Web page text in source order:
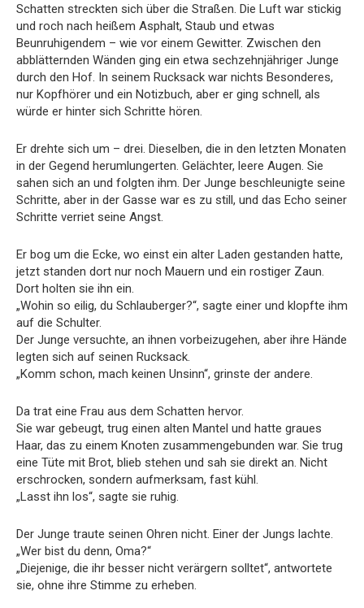
Schatten streckten sich über die Straßen. Die Luft war stickig
und roch nach heißem Asphalt, Staub und etwas
Beunruhigendem – wie vor einem Gewitter. Zwischen den
abblätternden Wänden ging ein etwa sechzehnjähriger Junge
durch den Hof. In seinem Rucksack war nichts Besonderes,
nur Kopfhörer und ein Notizbuch, aber er ging schnell, als
würde er hinter sich Schritte hören.
Er drehte sich um – drei. Dieselben, die in den letzten Monaten
in der Gegend herumlungerten. Gelächter, leere Augen. Sie
sahen sich an und folgten ihm. Der Junge beschleunigte seine
Schritte, aber in der Gasse war es zu still, und das Echo seiner
Schritte verriet seine Angst.
Er bog um die Ecke, wo einst ein alter Laden gestanden hatte,
jetzt standen dort nur noch Mauern und ein rostiger Zaun.
Dort holten sie ihn ein.
„Wohin so eilig, du Schlauberger?“, sagte einer und klopfte ihm
auf die Schulter.
Der Junge versuchte, an ihnen vorbeizugehen, aber ihre Hände
legten sich auf seinen Rucksack.
„Komm schon, mach keinen Unsinn“, grinste der andere.
Da trat eine Frau aus dem Schatten hervor.
Sie war gebeugt, trug einen alten Mantel und hatte graues
Haar, das zu einem Knoten zusammengebunden war. Sie trug
eine Tüte mit Brot, blieb stehen und sah sie direkt an. Nicht
erschrocken, sondern aufmerksam, fast kühl.
„Lasst ihn los“, sagte sie ruhig.
Der Junge traute seinen Ohren nicht. Einer der Jungs lachte.
„Wer bist du denn, Oma?“
„Diejenige, die ihr besser nicht verärgern solltet“, antwortete
sie, ohne ihre Stimme zu erheben.